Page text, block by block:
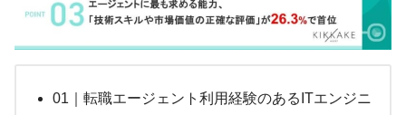
01｜転職エージェント利用経験のあるITエンジニ